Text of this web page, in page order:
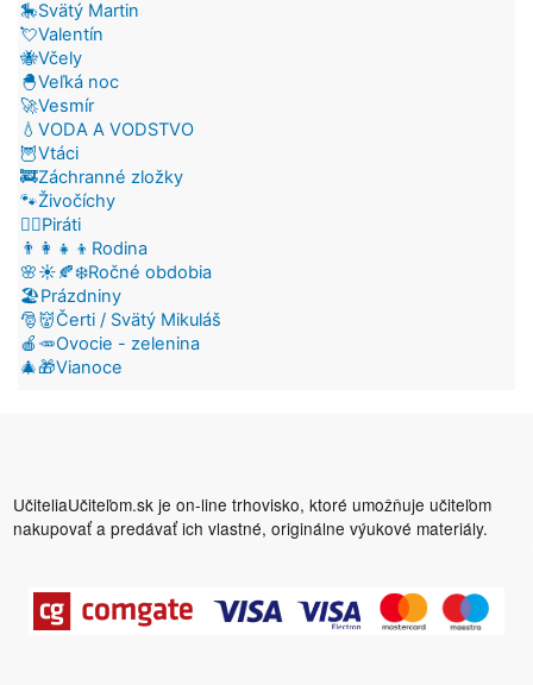
🎠Svätý Martin
💘Valentín
🐝Včely
🐣Veľká noc
🚀Vesmír
💧VODA A VODSTVO
🦉Vtáci
🚒Záchranné zložky
🐾Živočíchy
🏴‍☠️Piráti
👨‍👩‍👧‍👦Rodina
🌸☀️🍂❄️Ročné obdobia
🏖️Prázdniny
🎅👹Čerti / Svätý Mikuláš
🍎🥕Ovocie - zelenina
🎄🎁Vianoce
UčiteliaUčiteľom.sk je on-line trhovisko, ktoré umožňuje učiteľom
nakupovať a predávať ich vlastné, originálne výukové materiály.